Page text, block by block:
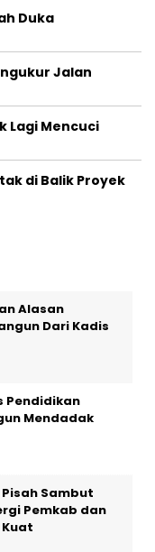
Duka
Jalan
Lagi Mencuci
di Balik Proyek
Alasan
Dari Kadis
Pendidikan
Mendadak
Sambut
Pemkab dan